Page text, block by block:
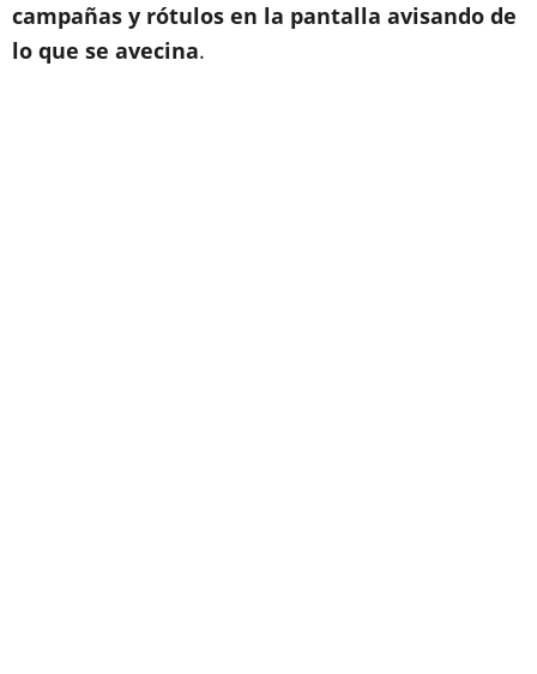
campañas y rótulos en la pantalla avisando de
lo que se avecina.